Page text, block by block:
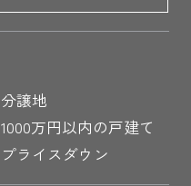
分譲地
1000万円以内の戸建て
プライスダウン